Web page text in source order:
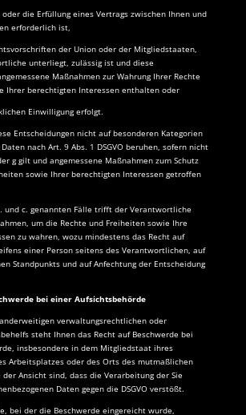
die Erfüllung eines Vertrags zwischen Ihnen und
erforderlich ist,
der Union oder der Mitgliedstaaten,
unterliegt, zulässig ist und diese
Maßnahmen zur Wahrung Ihrer Rechte
Ihrer berechtigten Interessen enthalten oder
Einwilligung erfolgt.
Entscheidungen nicht auf besonderen Kategorien
nach Art. 9 Abs. 1 DSGVO beruhen, sofern nicht
g gilt und angemessene Maßnahmen zum Schutz
sowie Ihrer berechtigten Interessen getroffen
und c. genannten Fälle trifft der Verantwortliche
um die Rechte und Freiheiten sowie Ihre
zu wahren, wozu mindestens das Recht auf
einer Person seitens des Verantwortlichen, auf
Standpunkts und auf Anfechtung der Entscheidung
bei einer Aufsichtsbehörde
verwaltungsrechtlichen oder
steht Ihnen das Recht auf Beschwerde bei
insbesondere in dem Mitgliedstaat ihres
Arbeitsplatzes oder des Orts des mutmaßlichen
der Ansicht sind, dass die Verarbeitung der Sie
Daten gegen die DSGVO verstößt.
bei der die Beschwerde eingereicht wurde,